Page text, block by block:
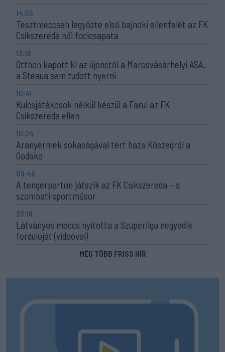
14:55
Tesztmeccsen legyőzte első bajnoki ellenfelét az FK
Csíkszereda női focicsapata
13:16
Otthon kapott ki az újonctól a Marosvásárhelyi ASA,
a Steaua sem tudott nyerni
10:41
Kulcsjátékosok nélkül készül a Farul az FK
Csíkszereda ellen
10:24
Aranyérmek sokaságával tért haza Kőszegről a
Godako
09:46
A tengerparton játszik az FK Csíkszereda – a
szombati sportműsor
23:18
Látványos meccs nyitotta a Szuperliga negyedik
fordulóját (videóval)
MÉG TÖBB FRISS HÍR